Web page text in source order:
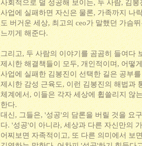
사회적으로 덜 성공해 보이는, 두 사람, 김
사업에 실패하면 자신은 물론, 가족까지 나
도 버거운 세상, 최고의 ceo가 말했던 가슴
느끼게 해준다.
그리고, 두 사람의 이야기를 곰곰히 들여다
제시한 해결책들이 모두, 개인적이며, 어떻
사업에 실패한 김봉진이 선택한 길은 공부
제시한 감성 근육도, 이런 김봉진의 해법과
체계에서, 이들은 각자 세상에 휩쓸리지 않
한다.
대신, 그들은, '성공'의 담론을 버릴 것을 요
다. '성공'이 아니라, 세상과 다른 자신만의
어찌보면 자족적이고, 또 다른 의미에서 보